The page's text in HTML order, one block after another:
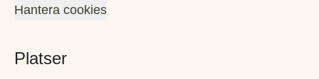
Hantera cookies
Platser